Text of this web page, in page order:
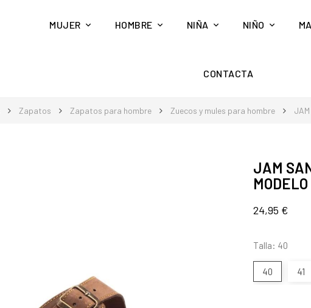
MUJER HOMBRE NIÑA NIÑO
CONTACTA
Zapatos Zapatos para hombre Zuecos y mules para hombre
JAM
24,95 €
Talla: 40
40 41